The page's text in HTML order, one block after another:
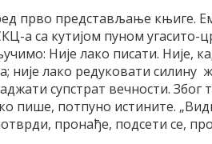
прво представљање књиге.
а са кутијом пуном угасито-
Није лако писати. Није,
није лако редуковати силину
супстрат вечности. Због
пише, потпуно истините.
пронађе, подсети се,